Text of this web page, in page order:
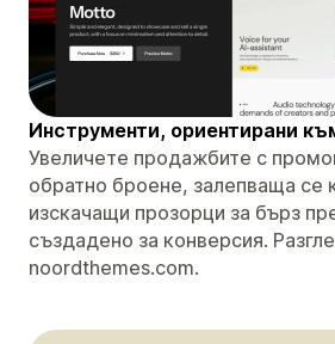
Инструменти, ориентирани
Увеличете продажбите с
обратно броене, залепваща се
изскачащи прозорци за бърз
създадено за конверсия.
noordthemes.com.